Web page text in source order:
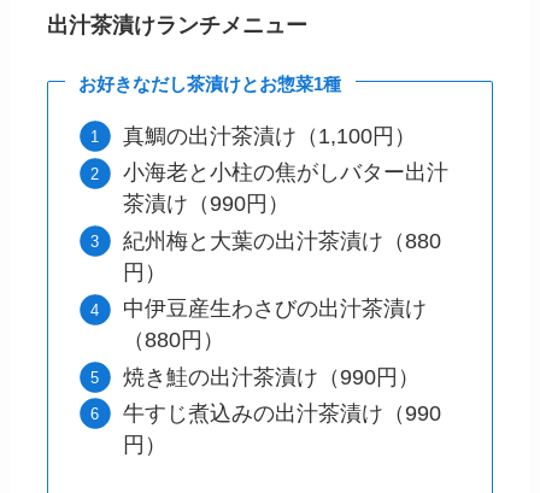
出汁茶漬けランチメニュー
お好きなだし茶漬けとお惣菜1種
真鯛の出汁茶漬け（1,100円）
小海老と小柱の焦がしバター出汁
茶漬け（990円）
紀州梅と大葉の出汁茶漬け（880
円）
中伊豆産生わさびの出汁茶漬け
（880円）
焼き鮭の出汁茶漬け（990円）
牛すじ煮込みの出汁茶漬け（990
円）